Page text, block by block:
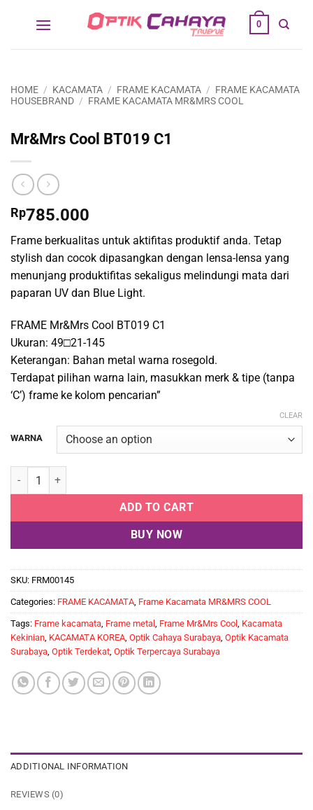
0
HOME / KACAMATA / FRAME KACAMATA / FRAME KACAMATA
HOUSEBRAND / FRAME KACAMATA MR&MRS COOL
Mr&Mrs Cool BT019 C1
Rp785.000
Frame berkualitas untuk aktifitas produktif anda. Tetap
stylish dan cocok dipasangkan dengan lensa-lensa yang
menunjang produktifitas sekaligus melindungi mata dari
paparan UV dan Blue Light.
FRAME Mr&Mrs Cool BT019 C1
Ukuran: 49□21-145
Keterangan: Bahan metal warna rosegold.
Terdapat pilihan warna lain, masukkan merk & tipe (tanpa
‘C’) frame ke kolom pencarian”
WARNA
CLEAR
Mr&Mrs Cool BT019 C1 quantity
ADD TO CART
BUY NOW
SKU: FRM00145
Categories: FRAME KACAMATA Frame Kacamata MR&MRS COOL
Tags: Frame kacamata Frame metal Frame Mr&Mrs Cool
Kacamata
Kekinian KACAMATA KOREA Optik Cahaya Surabaya Optik Kacamata
Surabaya Optik Terdekat Optik Terpercaya Surabaya
ADDITIONAL INFORMATION
REVIEWS (0)